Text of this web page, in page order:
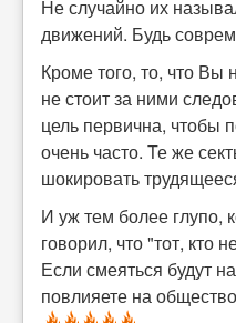
Не случайно их
движений. Будь
Кроме того, то, что Вы
не стоит за ними
цель первична, чтобы
очень часто. Те же
шокировать
И уж тем более глупо,
говорил, что "тот, кто
Если смеяться будут
повлияете на